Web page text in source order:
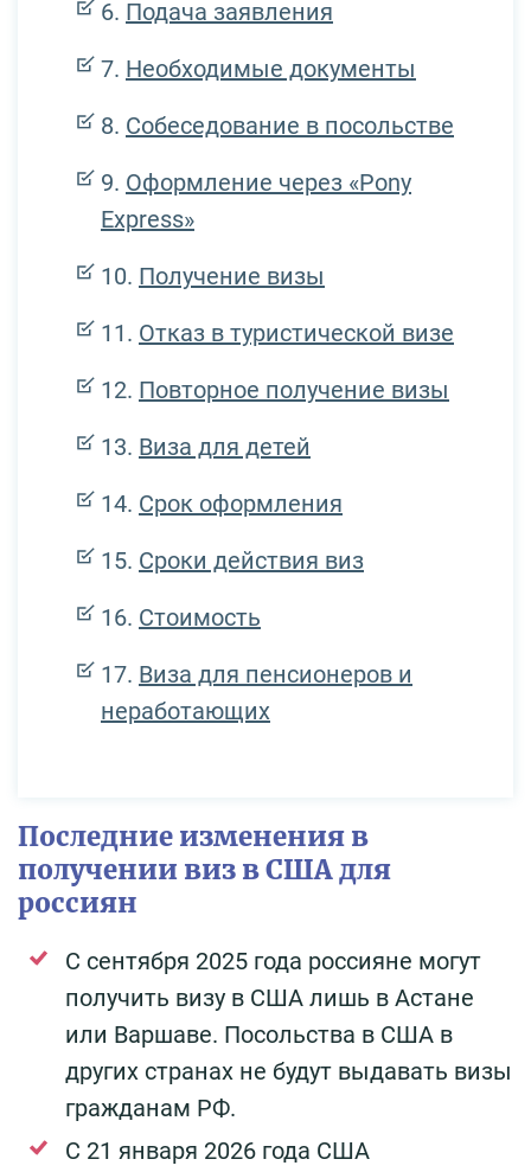
Подача заявления
Необходимые документы
Собеседование в посольстве
Оформление через «Pony
Express»
Получение визы
Отказ в туристической визе
Повторное получение визы
Виза для детей
Срок оформления
Сроки действия виз
Стоимость
Виза для пенсионеров и
неработающих
Последние изменения в
получении виз в США для
россиян
С сентября 2025 года россияне могут
получить визу в США лишь в Астане
или Варшаве. Посольства в США в
других странах не будут выдавать визы
гражданам РФ.
С 21 января 2026 года США